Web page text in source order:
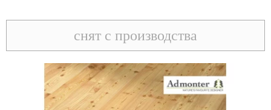
снят с производства